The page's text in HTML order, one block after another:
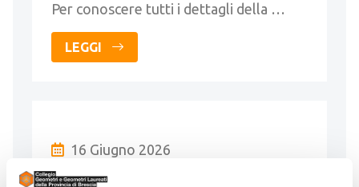
Per conoscere tutti i dettagli della …
LEGGI
16 Giugno 2026
GEOMETRA/ARCHITETTO